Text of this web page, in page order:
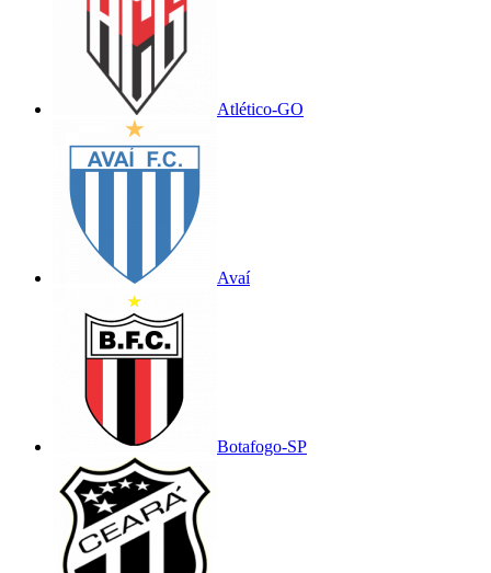
Atlético-GO
Avaí
Botafogo-SP